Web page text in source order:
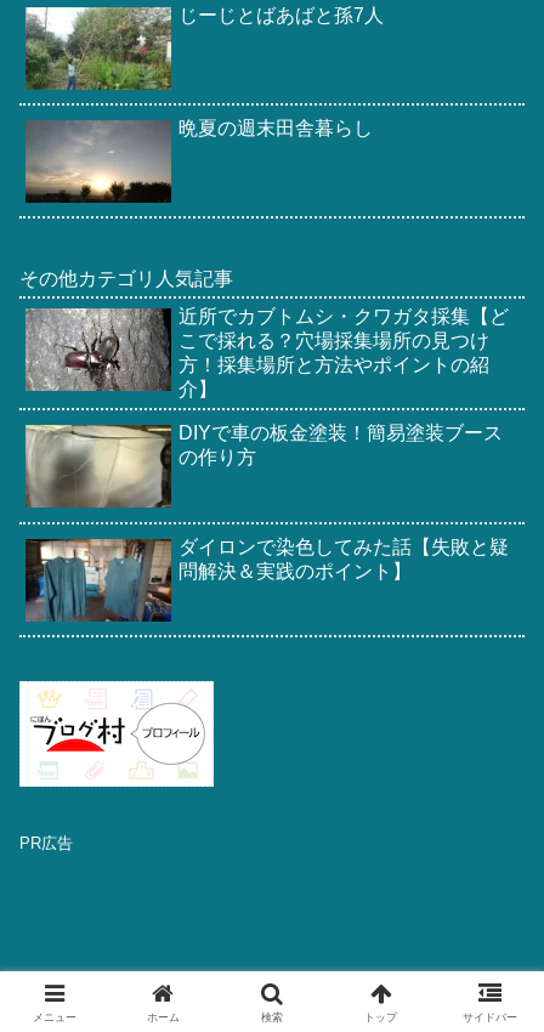
じーじとばあばと孫7人
晩夏の週末田舎暮らし
その他カテゴリ人気記事
近所でカブトムシ・クワガタ採集【ど
こで採れる？穴場採集場所の見つけ
方！採集場所と方法やポイントの紹
介】
DIYで車の板金塗装！簡易塗装ブース
の作り方
ダイロンで染色してみた話【失敗と疑
問解決＆実践のポイント】
PR広告
メニュー ホーム 検索 トップ サイドバー